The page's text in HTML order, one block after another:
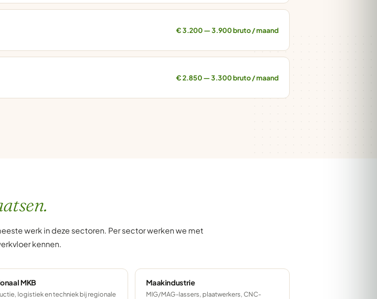
€ 3.200 — 3.900 bruto / maand
€ 2.850 — 3.300 bruto / maand
werk in deze sectoren. Per sector werken we met
kennen.
MKB
logistiek en techniek bij regionale
Maakindustrie
MIG/MAG-lassers, plaatwerkers, CNC-